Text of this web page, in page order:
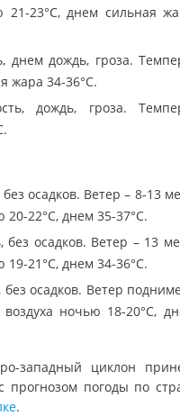
21-23°C, днем сильная
днем дождь, гроза.
жара 34-36°C.
дождь, гроза.
осадков. Ветер – 8-13
22°C, днем 35-37°C.
без осадков. Ветер – 13
21°C, днем 34-36°C.
осадков. Ветер
ночью 18-20°C,
западный циклон
прогнозом погоды по
.